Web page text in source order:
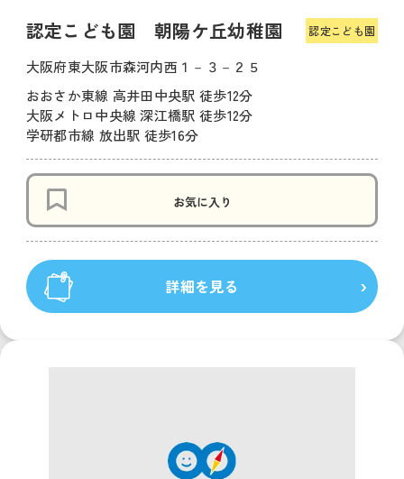
認定こども園 朝陽ケ丘幼稚園 認定こども園
大阪府東大阪市森河内西１－３－２５
おおさか東線 高井田中央駅 徒歩12分
大阪メトロ中央線 深江橋駅 徒歩12分
学研都市線 放出駅 徒歩16分
お気に入り
詳細を見る